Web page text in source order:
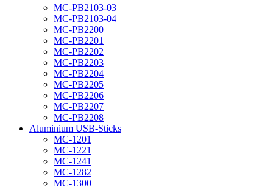
MC-PB2103-03
MC-PB2103-04
MC-PB2200
MC-PB2201
MC-PB2202
MC-PB2203
MC-PB2204
MC-PB2205
MC-PB2206
MC-PB2207
MC-PB2208
Aluminium USB-Sticks
MC-1201
MC-1221
MC-1241
MC-1282
MC-1300